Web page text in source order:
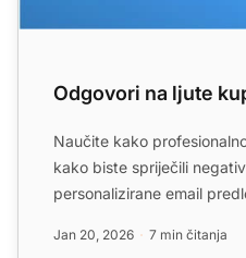
Odgovori na ljute
Naučite kako
kako biste spriječili
personalizirane email
Jan 20, 2026 7 min čitanja